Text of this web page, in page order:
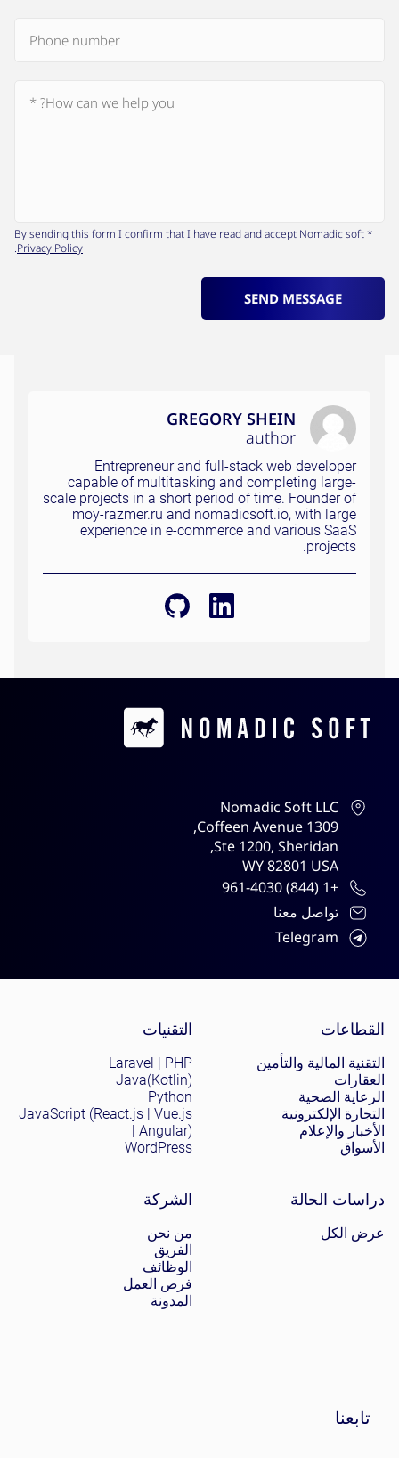
* By sending this form I confirm that I have read and accept Nomadic soft
Privacy Policy
.
SEND MESSAGE
GREGORY SHEIN
author
Entrepreneur and full-stack web developer
capable of multitasking and completing large-
scale projects in a short period of time. Founder of
moy-razmer.ru and nomadicsoft.io, with large
experience in e-commerce and various SaaS
projects.
Contacts
Nomadic Soft LLC
1309 Coffeen Avenue,
Ste 1200, Sheridan,
WY 82801 USA
+1 (844) 961-4030
تواصل معنا
Telegram
Site menu
القطاعات
التقنية المالية والتأمين
العقارات
الرعاية الصحية
التجارة الإلكترونية
الأخبار والإعلام
الأسواق
التقنيات
Laravel | PHP
Java(Kotlin)
Python
JavaScript (React.js | Vue.js
| Angular)
WordPress
دراسات الحالة
عرض الكل
الشركة
من نحن
الفريق
الوظائف
فرص العمل
المدونة
تابعنا